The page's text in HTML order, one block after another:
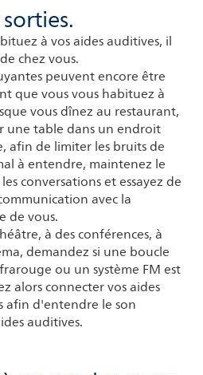
à vos aides auditives, il
chez vous.
peuvent encore être
que vous vous habituez à
vous dînez au restaurant,
une table dans un endroit
afin de limiter les bruits de
à entendre, maintenez le
conversations et essayez de
avec la
de vous.
à des conférences, à
demandez si une boucle
ou un système FM est
alors connecter vos aides
afin d'entendre le son
auditives.